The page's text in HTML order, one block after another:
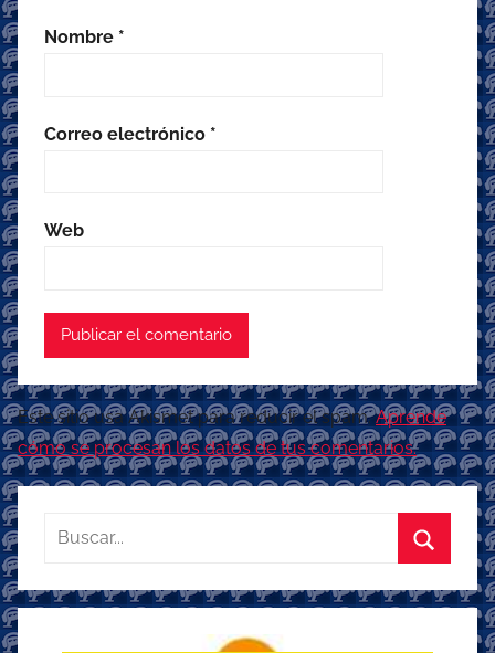
Nombre *
Correo electrónico *
Web
Este sitio usa Akismet para reducir el spam.Aprende
cómo se procesan los datos de tus comentarios.
Buscar:
Buscar